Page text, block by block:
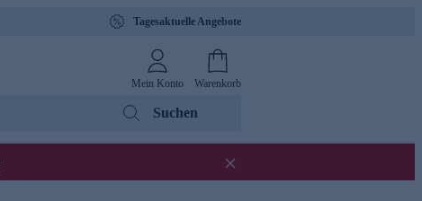
Tagesaktuelle Angebote
Mein Konto Warenkorb
Suchen